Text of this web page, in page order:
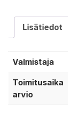
Lisätiedot
Valmistaja
Toimitusaika
arvio